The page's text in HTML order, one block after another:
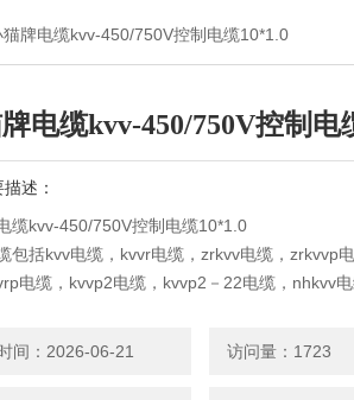
牌电缆kvv-450/750V控制电缆10*1.0
电缆kvv-450/750V控制电
述：
缆kvv-450/750V控制电缆10*1.0
包括kvv电缆，kvvr电缆，zrkvv电缆，zrkvvp
电缆，kvvp2电缆，kvvp2－22电缆，nhkvv
间：2026-06-21 访问量：1723